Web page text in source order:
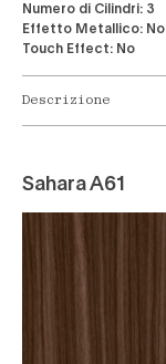
Numero di Cilindri: 3
Effetto Metallico: No
Touch Effect: No
Descrizione
Sahara A61